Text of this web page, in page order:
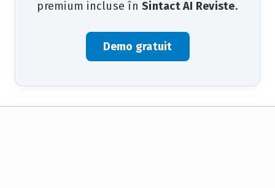
premium incluse în Sintact AI Reviste.
Demo gratuit